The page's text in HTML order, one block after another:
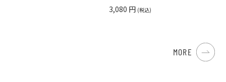
3,080 円 (税込)
MORE